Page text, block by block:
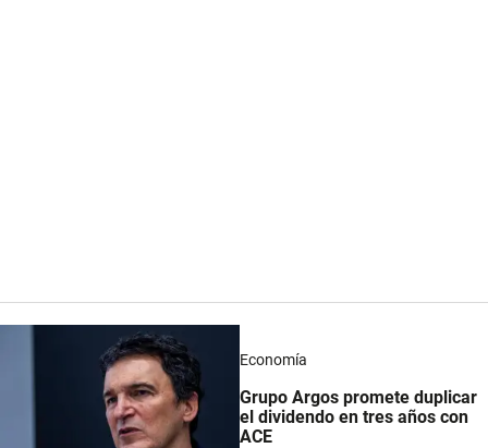
Economía
Grupo Argos promete duplicar
el dividendo en tres años con
ACE